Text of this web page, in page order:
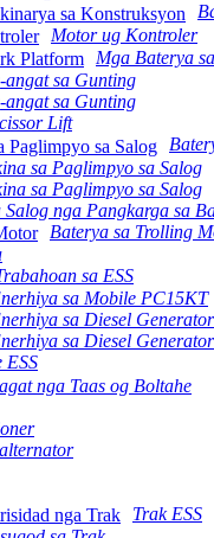
Motor ug Kontroler
Mga Baterya
angat sa Gunting
angat sa Gunting
Lift
sa Paglimpyo sa Salog
sa Paglimpyo sa Salog
nga Pangkarga sa
Baterya sa Trolling
sa ESS
sa Mobile PC15KT
sa Diesel
sa Diesel
ESS
nga Taas og Boltahe
Trak ESS